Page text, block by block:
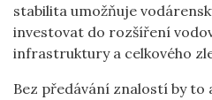
stabilita umožňuje
investovat do rozšíření
infrastruktury a celkového
Bez předávání znalostí by to